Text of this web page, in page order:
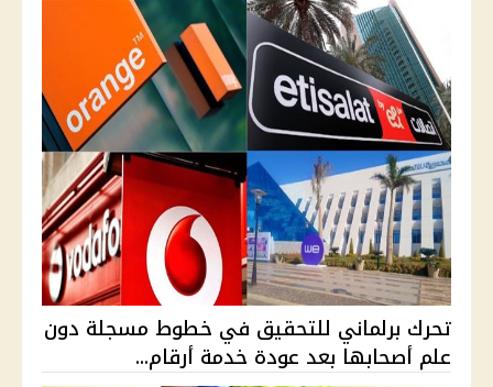
تحرك برلماني للتحقيق في خطوط مسجلة دون
علم أصحابها بعد عودة خدمة أرقام...